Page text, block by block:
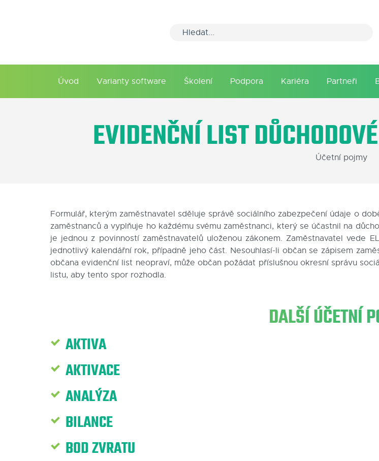
Úvod Varianty software Školení Podpora Kariéra Partneři
EVIDENČNÍ LIST Účetní pojmy
Formulář, kterým zaměstnavatel sděluje správě sociálního zabezpečení údaje o
zaměstnanců a vyplňuje ho každému svému zaměstnanci, který se účastnil na
je jednou z povinností zaměstnavatelů uloženou zákonem. Zaměstnavatel vede
jednotlivý kalendářní rok, případně jeho část. Nesouhlasí-li občan se zápisem
občana evidenční list neopraví, může občan požádat příslušnou okresní správu
listu, aby tento spor rozhodla.
DALŠÍ ÚČETNÍ
AKTIVA
AKTIVACE
ANALÝZA
BILANCE
BOD ZVRATU